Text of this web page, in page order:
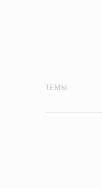
ТЕМЫ